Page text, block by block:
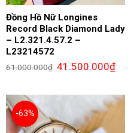
Đồng Hồ Nữ Longines
Record Black Diamond Lady
– L2.321.4.57.2 –
L23214572
61.000.000₫ Giá
gốc
41.500.000₫Giá
hiện
-63%